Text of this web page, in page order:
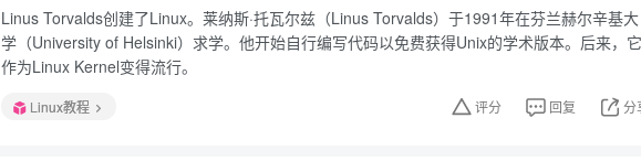
Linus Torvalds创建了Linux。莱纳斯·托瓦尔兹（Linus Torvalds）于1991年在芬兰赫尔辛基大
学（University of Helsinki）求学。他开始自行编写代码以免费获得Unix的学术版本。后来，它
作为Linux Kernel变得流行。
Linux教程 评分 回复 分